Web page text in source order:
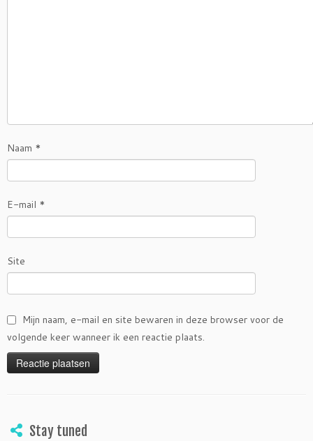
Naam *
E-mail *
Site
Mijn naam, e-mail en site bewaren in deze browser voor de
volgende keer wanneer ik een reactie plaats.
Stay tuned